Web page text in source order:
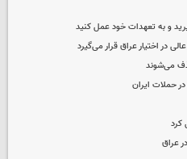
و به تعهدات خود عمل کنید
در اختیار عراق قرار می‌گیرد
می‌شوند
کرد
عراق